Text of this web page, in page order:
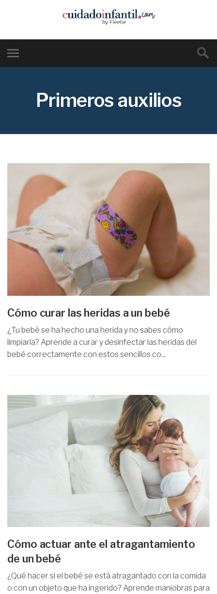
Primeros auxilios
Cómo curar las heridas a un bebé
¿Tu bebé se ha hecho una herida y no sabes cómo
limpiarla? Aprende a curar y desinfectar las heridas del
bebé correctamente con estos sencillos co...
Cómo actuar ante el atragantamiento
de un bebé
¿Qué hacer si el bebé se está atragantado con la comida
o con un objeto que ha ingerido? Aprende maniobras para